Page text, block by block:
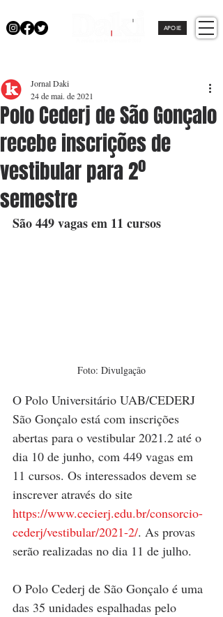
APOIE
Polo Cederj de São Gonçalo
recebe inscrições de
vestibular para 2º
semestre
Jornal Daki
24 de mai. de 2021
São 449 vagas em 11 cursos
Foto: Divulgação
O Polo Universitário UAB/CEDERJ
São Gonçalo está com inscrições
abertas para o vestibular 2021.2 até o
dia 10 de junho, com 449 vagas em
11 cursos. Os interessados devem se
inscrever através do site
https://www.cecierj.edu.br/consorcio-
cederj/vestibular/2021-2/. As provas
serão realizadas no dia 11 de julho.
O Polo Cederj de São Gonçalo é uma
das 35 unidades espalhadas pelo